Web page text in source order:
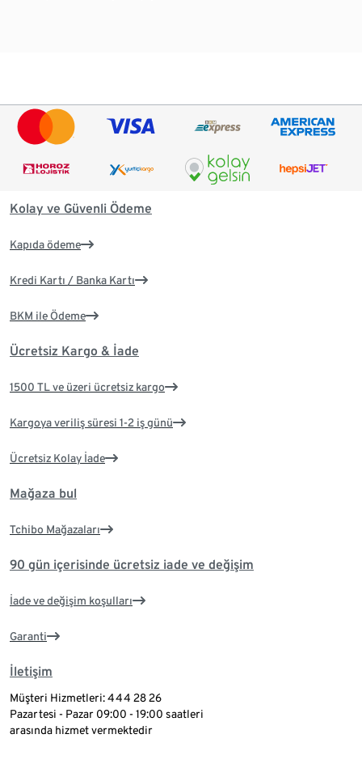
Kolay ve Güvenli Ödeme
Kapıda ödeme
Kredi Kartı / Banka Kartı
BKM ile Ödeme
Ücretsiz Kargo & İade
1500 TL ve üzeri ücretsiz kargo
Kargoya veriliş süresi 1-2 iş günü
Ücretsiz Kolay İade
Mağaza bul
Tchibo Mağazaları
90 gün içerisinde ücretsiz iade ve değişim
İade ve değişim koşulları
Garanti
İletişim
Müşteri Hizmetleri: 444 28 26
Pazartesi - Pazar 09:00 - 19:00 saatleri
arasında hizmet vermektedir